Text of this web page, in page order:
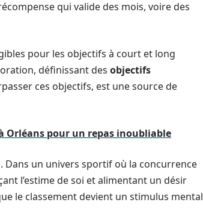
qui valide des mois, voire des
pour les objectifs à court et long
définissant des objectifs
ces objectifs, est une source de
Orléans pour un repas inoubliable
Dans un univers sportif où la concurrence
l’estime de soi et alimentant un désir
le classement devient un stimulus mental